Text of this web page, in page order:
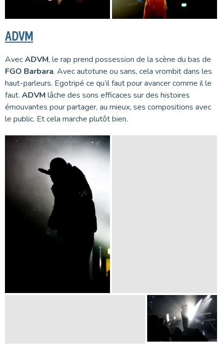
ADVM
AvecADVM, le rap prend possession de la scène du bas de
FGO Barbara. Avec autotune ou sans, cela vrombit dans les
haut-parleurs. Egotripé ce qu’il faut pour avancer comme il le
faut. ADVM lâche des sons efficaces sur des histoires
émouvantes pour partager, au mieux, ses compositions avec
le public. Et cela marche plutôt bien.